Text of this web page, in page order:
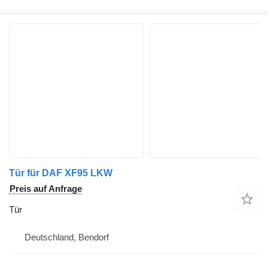
Tür für DAF XF95 LKW
Preis auf Anfrage
Tür
Deutschland, Bendorf